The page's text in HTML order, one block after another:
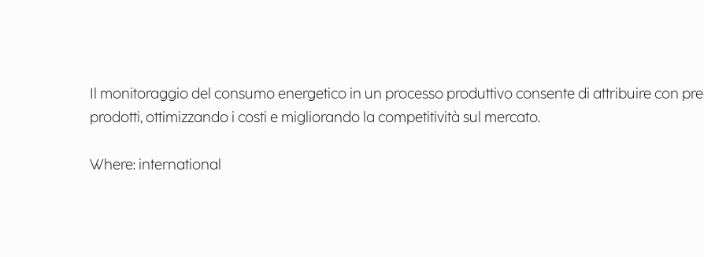
Il monitoraggio del consumo energetico in un processo produttivo consente di attribuire con
prodotti, ottimizzando i costi e migliorando la competitività sul mercato.
Where: international